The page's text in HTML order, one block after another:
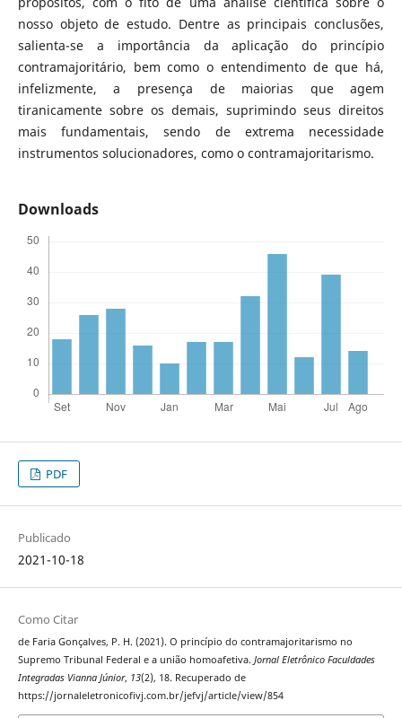
nosso objeto de estudo. Dentre as principais conclusões,
salienta-se a importância da aplicação do princípio
contramajoritário, bem como o entendimento de que há,
infelizmente, a presença de maiorias que agem
tiranicamente sobre os demais, suprimindo seus direitos
mais fundamentais, sendo de extrema necessidade
instrumentos solucionadores, como o contramajoritarismo.
Downloads
PDF
Publicado
2021-10-18
Como Citar
de Faria Gonçalves, P. H. (2021). O princípio do contramajoritarismo no
Supremo Tribunal Federal e a união homoafetiva. Jornal Eletrônico Faculdades
Integradas Vianna Júnior, 13(2), 18. Recuperado de
https://jornaleletronicofivj.com.br/jefvj/article/view/854